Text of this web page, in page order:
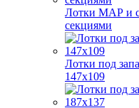
Лотки МАР и
секциями
Лотки под
147х109